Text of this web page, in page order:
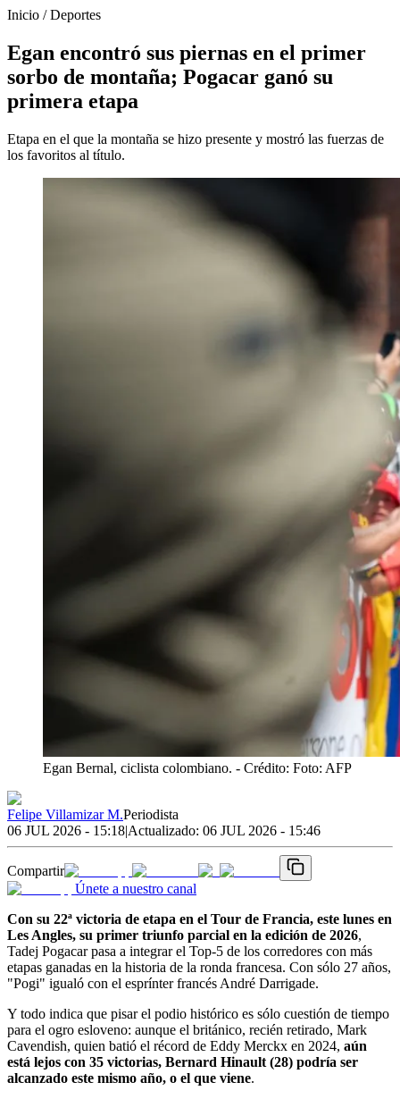
Inicio /Deportes
Egan encontró sus piernas en el primer
sorbo de montaña; Pogacar ganó su
primera etapa
Etapa en el que la montaña se hizo presente y mostró las fuerzas de
los favoritos al título.
Egan Bernal, ciclista colombiano. - Crédito: Foto: AFP
Felipe Villamizar M.Periodista
06 JUL 2026 - 15:18|Actualizado: 06 JUL 2026 - 15:46
Compartir
Únete a nuestro canal
Con su 22ª victoria de etapa en el Tour de Francia, este lunes en
Les Angles, su primer triunfo parcial en la edición de 2026,
Tadej Pogacar pasa a integrar el Top-5 de los corredores con más
etapas ganadas en la historia de la ronda francesa. Con sólo 27 años,
"Pogi" igualó con el esprínter francés André Darrigade.
Y todo indica que pisar el podio histórico es sólo cuestión de tiempo
para el ogro esloveno: aunque el británico, recién retirado, Mark
Cavendish, quien batió el récord de Eddy Merckx en 2024, aún
está lejos con 35 victorias, Bernard Hinault (28) podría ser
alcanzado este mismo año, o el que viene.